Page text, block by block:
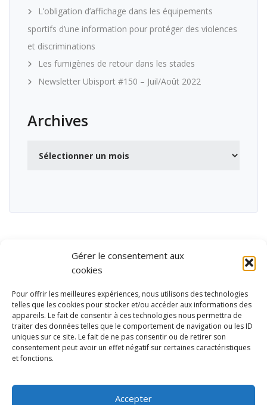
Gérer le consentement aux
cookies
Pour offrir les meilleures expériences, nous utilisons des technologies
telles que les cookies pour stocker et/ou accéder aux informations des
appareils. Le fait de consentir à ces technologies nous permettra de
traiter des données telles que le comportement de navigation ou les ID
uniques sur ce site. Le fait de ne pas consentir ou de retirer son
consentement peut avoir un effet négatif sur certaines caractéristiques
et fonctions.
Accepter
L’obligation d’affichage dans les équipements
sportifs d’une information pour protéger des violences
et discriminations
Les fumigènes de retour dans les stades
Newsletter Ubisport #150 – Juil/Août 2022
Archives
et de loisirs
Contact